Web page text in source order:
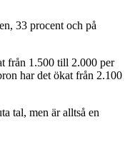
33 procent och på
från 1.500 till 2.000 per
har det ökat från 2.100
tal, men är alltså en